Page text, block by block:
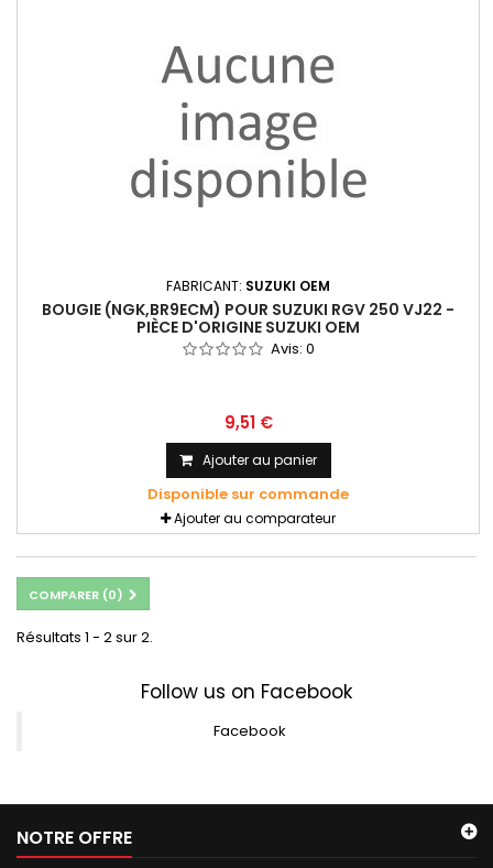
FABRICANT: SUZUKI OEM
BOUGIE (NGK,BR9ECM) POUR SUZUKI RGV 250 VJ22 -
PIÈCE D'ORIGINE SUZUKI OEM
Avis: 0
9,51 €
Ajouter au panier
Disponible sur commande
Ajouter au comparateur
COMPARER (0)
Résultats 1 - 2 sur 2.
Follow us on Facebook
Facebook
NOTRE OFFRE